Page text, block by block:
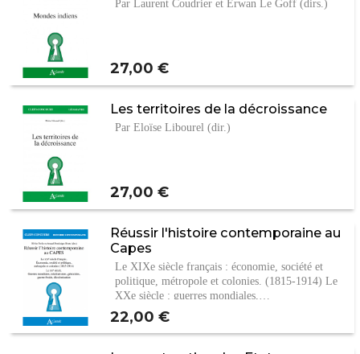
Par Laurent Coudrier et Erwan Le Goff (dirs.)
Prix
27,00 €
Les territoires de la décroissance
Par Eloïse Libourel (dir.)
Prix
27,00 €
Réussir l'histoire contemporaine au
Capes
Le XIXe siècle français : économie, société et
politique, métropole et colonies. (1815-1914) Le
XXe siècle : guerres mondiales,…
Prix
22,00 €